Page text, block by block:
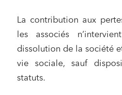
La contribution aux
les associés
dissolution de la société
vie sociale, sauf
statuts.